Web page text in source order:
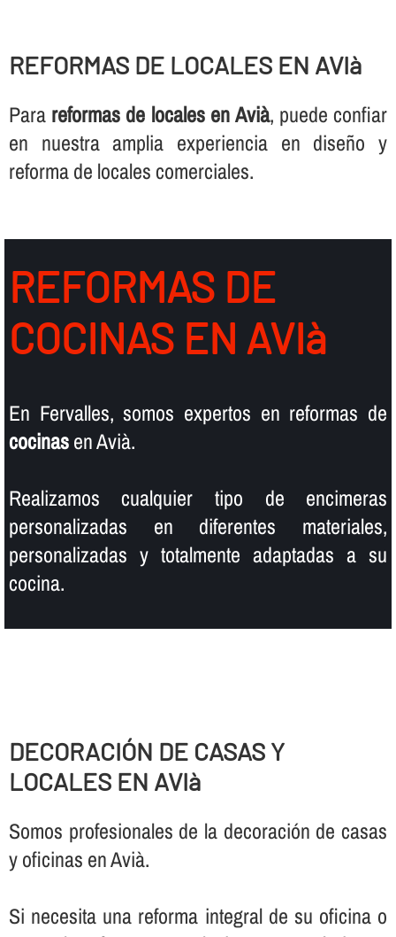
REFORMAS DE LOCALES EN AVIà
Para reformas de locales en Avià, puede confiar
en nuestra amplia experiencia en diseño y
reforma de locales comerciales.
REFORMAS DE
COCINAS EN AVIà
En Fervalles, somos expertos en reformas de
cocinasen Avià.
Realizamos cualquier tipo de encimeras
personalizadas en diferentes materiales,
personalizadas y totalmente adaptadas a su
cocina.
DECORACIÓN DE CASAS Y
LOCALES EN AVIà
Somos profesionales de la decoración de casas
y oficinas en Avià.
Si necesita una reforma integral de su oficina o